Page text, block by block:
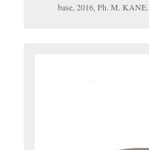
base, 2016, Ph. M. KANE.